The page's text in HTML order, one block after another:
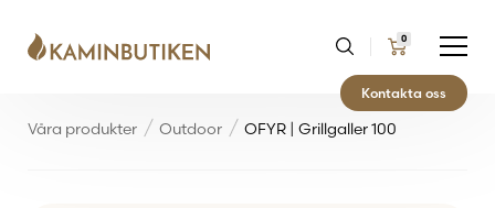
0
Kontakta oss
Våra produkter Outdoor OFYR | Grillgaller 100